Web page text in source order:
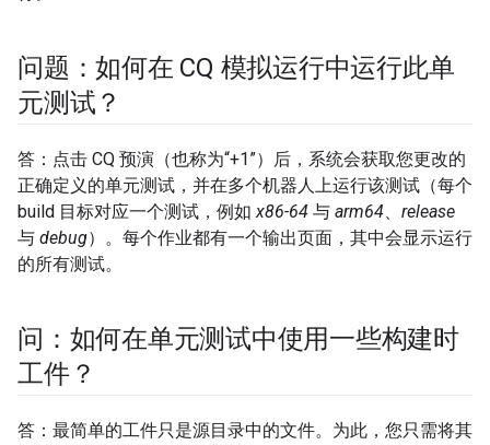
问题：如何在 CQ 模拟运行中运行此单
元测试？
答：点击 CQ 预演（也称为“+1”）后，系统会获取您更改的
正确定义的单元测试，并在多个机器人上运行该测试（每个
build 目标对应一个测试，例如x86-64 与 arm64、 release
与 debug）。每个作业都有一个输出页面，其中会显示运行
的所有测试。
问：如何在单元测试中使用一些构建时
工件？
答：最简单的工件只是源目录中的文件。为此，您只需将其